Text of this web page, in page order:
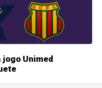
Unimed